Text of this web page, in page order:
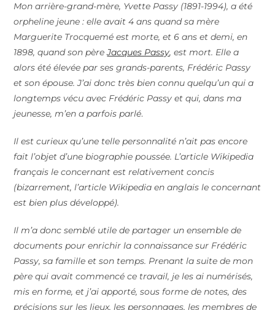
Mon arrière-grand-mère, Yvette Passy (1891-1994), a été
orpheline jeune : elle avait 4 ans quand sa mère
Marguerite Trocquemé est morte, et 6 ans et demi, en
1898, quand son pèreJacques Passy, est mort. Elle a
alors été élevée par ses grands-parents, Frédéric Passy
et son épouse. J’ai donc très bien connu quelqu’un qui a
longtemps vécu avec Frédéric Passy et qui, dans ma
jeunesse, m’en a parfois parlé.
Il est curieux qu’une telle personnalité n’ait pas encore
fait l’objet d’une biographie poussée. L’article Wikipedia
français le concernant est relativement concis
(bizarrement, l’article Wikipedia en anglais le concernant
est bien plus développé).
Il m’a donc semblé utile de partager un ensemble de
documents pour enrichir la connaissance sur Frédéric
Passy, sa famille et son temps. Prenant la suite de mon
père qui avait commencé ce travail, je les ai numérisés,
mis en forme, et j’ai apporté, sous forme de notes, des
précisions sur les lieux, les personnages, les membres de